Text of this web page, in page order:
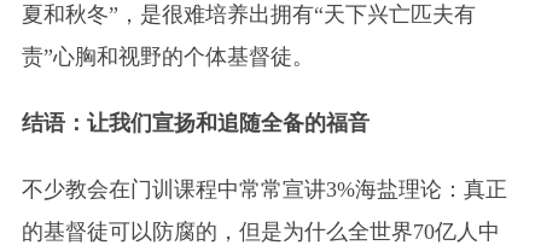
夏和秋冬”，是很难培养出拥有“天下兴亡匹夫有
责”心胸和视野的个体基督徒。
结语：让我们宣扬和追随全备的福音
不少教会在门训课程中常常宣讲3%海盐理论：真正
的基督徒可以防腐的，但是为什么全世界70亿人中